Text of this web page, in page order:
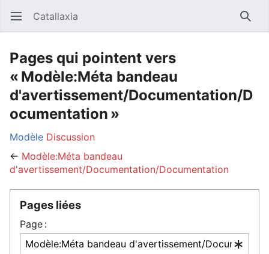
Ouvrir le menu principal Catallaxia
Pages qui pointent vers
« Modèle:Méta bandeau
d'avertissement/Documentation/D
ocumentation »
Modèle Discussion
← Modèle:Méta bandeau
d'avertissement/Documentation/Documentation
Pages liées
Page :